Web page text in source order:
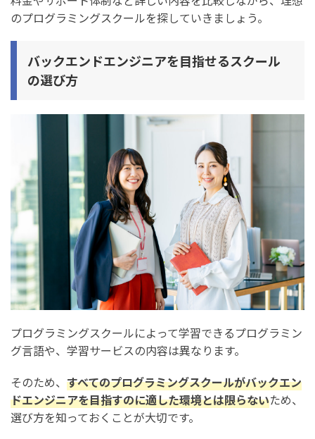
のプログラミングスクールを探していきましょう。
バックエンドエンジニアを目指せるスクール
の選び方
プログラミングスクールによって学習できるプログラミン
グ言語や、学習サービスの内容は異なります。
そのため、 すべてのプログラミングスクールがバックエン
ドエンジニアを目指すのに適した環境とは限らないため、
選び方を知っておくことが大切です。